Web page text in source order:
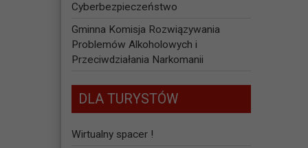
Cyberbezpieczeństwo
Gminna Komisja Rozwiązywania
Problemów Alkoholowych i
Przeciwdziałania Narkomanii
DLA TURYSTÓW
Wirtualny spacer !